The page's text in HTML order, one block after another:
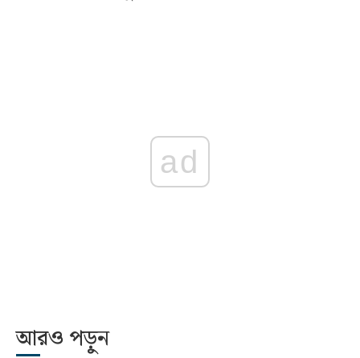
ad
আরও পড়ুন